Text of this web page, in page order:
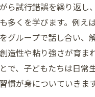
ら試行錯誤を繰り返し
多くを学びます。例え
グループで話し合い、
造性や粘り強さが育ま
で、子どもたちは日常
慣が身についていきます